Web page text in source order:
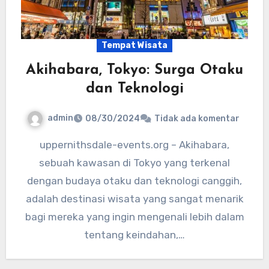
Tempat Wisata
Akihabara, Tokyo: Surga Otaku
dan Teknologi
admin 08/30/2024 Tidak ada komentar
uppernithsdale-events.org – Akihabara,
sebuah kawasan di Tokyo yang terkenal
dengan budaya otaku dan teknologi canggih,
adalah destinasi wisata yang sangat menarik
bagi mereka yang ingin mengenali lebih dalam
tentang keindahan,…